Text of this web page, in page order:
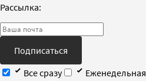
Рассылка:
Подписаться
Все сразу
Еженедельная